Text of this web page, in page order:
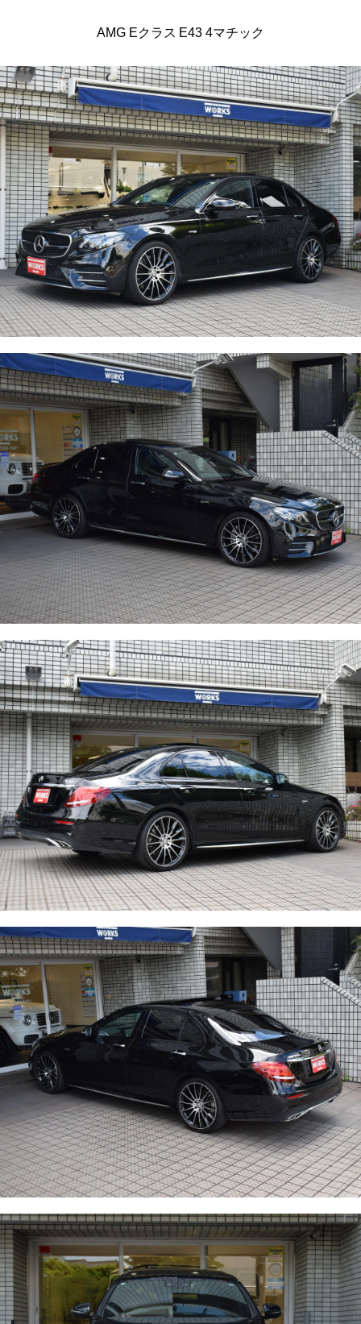
AMG Eクラス E43 4マチック